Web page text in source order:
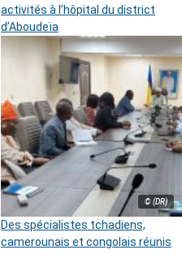
activités à l’hôpital du district
d’Aboudeïa
© (DR)
Des spécialistes tchadiens,
camerounais et congolais réunis